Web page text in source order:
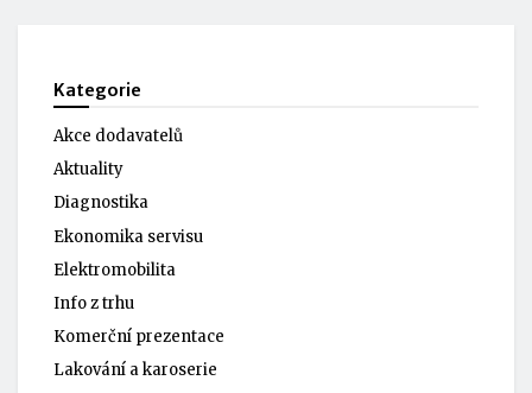
Kategorie
Akce dodavatelů
Aktuality
Diagnostika
Ekonomika servisu
Elektromobilita
Info z trhu
Komerční prezentace
Lakování a karoserie